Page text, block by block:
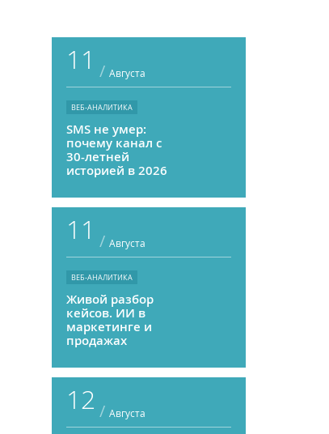
11 / Августа
ВЕБ-АНАЛИТИКА
SMS не умер:
почему канал с
30-летней
историей в 2026
приносить ROMI
выше, чем
мессенджеры
11 / Августа
ВЕБ-АНАЛИТИКА
Живой разбор
кейсов. ИИ в
маркетинге и
продажах
12 / Августа